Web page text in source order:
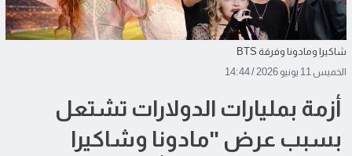
شاكيرا ومادونا وفرقة BTS
الخميس 11 يونيو 2026 / 14:44
أزمة بمليارات الدولارات تشتعل
بسبب عرض "مادونا وشاكيرا